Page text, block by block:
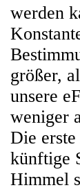
werden
größer,
unsere
weniger
Die
künftige
Himmel